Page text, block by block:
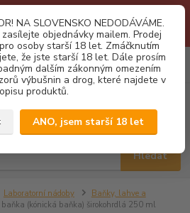
podmínek. Firemní zájemci o naše
mailovou cestou. Děkujeme!
NA SLOVENSKO NEDODÁVÁME.
objednávky mailem. Prodej
osoby starší 18 let. Zmáčknutím
že jste starší 18 let. Dále prosím
dalším zákonným omezením
výbušnin a drog, které najdete v
produktů.
ANO, jsem starší 18 let
Menu
CZK
Hledat
0
za0,00 Kč
Laboratorní nádoby
Baňky, lahve a
(kónická baňka) širokohrdlá 250 ml